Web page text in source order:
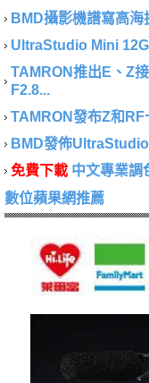
BMD攝影機譜寫高海
UltraStudio Mini
TAMRON推出E、Z
F2.8...
TAMRON發布Z和RF
BMD發佈
免費下載 中文專業調
數位蘋果網推薦